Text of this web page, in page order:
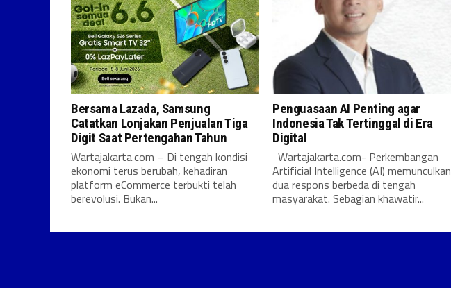
Bersama Lazada, Samsung
Catatkan Lonjakan Penjualan Tiga
Digit Saat Pertengahan Tahun
Wartajakarta.com – Di tengah kondisi
ekonomi terus berubah, kehadiran
platform eCommerce terbukti telah
berevolusi. Bukan...
Penguasaan AI Penting agar
Indonesia Tak Tertinggal di Era
Digital
Wartajakarta.com- Perkembangan
Artificial Intelligence (AI) memunculkan
dua respons berbeda di tengah
masyarakat. Sebagian khawatir...